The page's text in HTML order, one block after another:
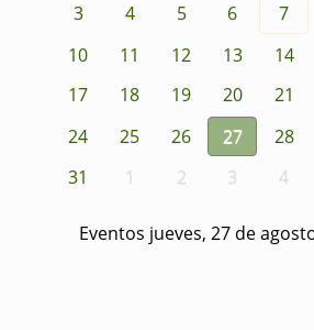
3
4 5 6 7
10
11 12 13 14
17
18 19 20 21
24
25 26 27 28
31
1 2 3 4
Eventos jueves, 27 de